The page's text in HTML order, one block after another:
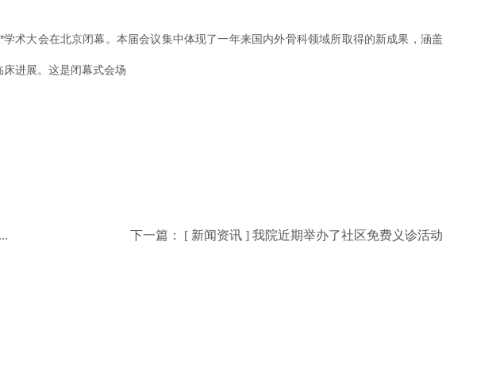
术大会在北京闭幕。本届会议集中体现了一年来国内外骨科领域所取得的新成果，涵盖
进展。这是闭幕式会场
下一篇： [ 新闻资讯 ] 我院近期举办了社区免费义诊活动